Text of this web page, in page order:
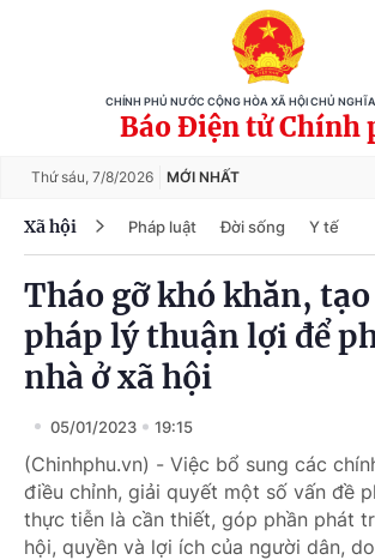
CHÍNH PHỦ NƯỚC CỘNG HÒA XÃ HỘI CHỦ
Báo Điện tử Chính
Thứ sáu, 7/8/2026 MỚI NHẤT
Xã hội Pháp luật Đời sống Y tế
Tháo gỡ khó khăn, tạo
pháp lý thuận lợi để
nhà ở xã hội
05/01/2023 19:15
(Chinhphu.vn) - Việc bổ sung các
điều chỉnh, giải quyết một số vấn đề
thực tiễn là cần thiết, góp phần phát
hội, quyền và lợi ích của người dân,